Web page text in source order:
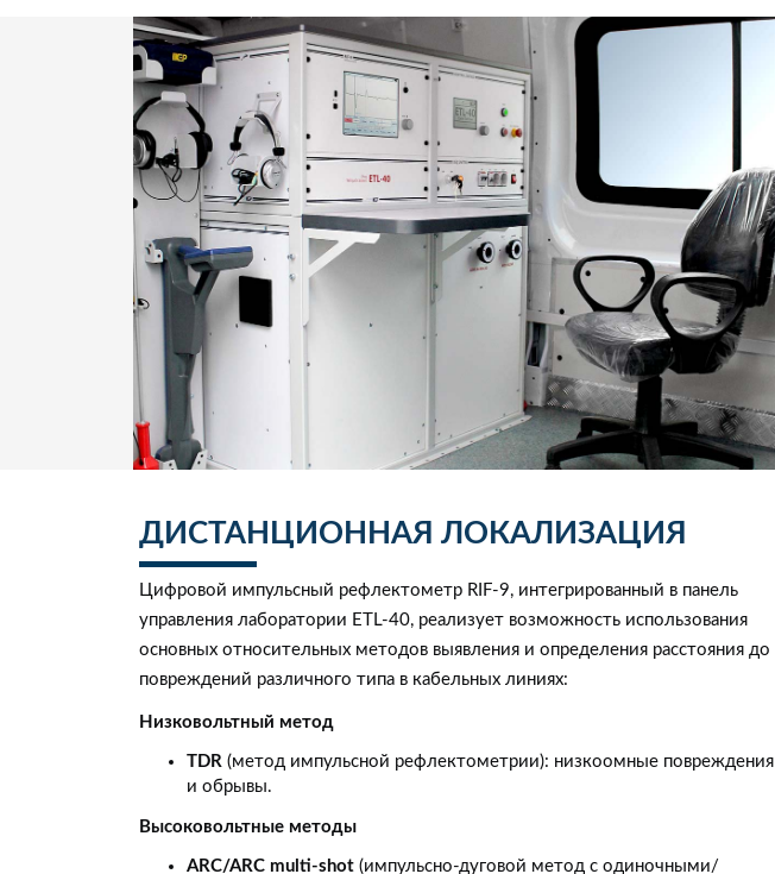
ДИСТАНЦИОННАЯ ЛОКАЛИЗАЦИЯ
Цифровой импульсный рефлектометр RIF-9, интегрированный в панель
управления лаборатории ETL-40, реализует возможность использования
основных относительных методов выявления и определения расстояния до
повреждений различного типа в кабельных линиях:
Низковольтный метод
TDR (метод импульсной рефлектометрии): низкоомные повреждения
и обрывы.
Высоковольтные методы
ARC/ARC multi-shot (импульсно-дуговой метод с одиночными/